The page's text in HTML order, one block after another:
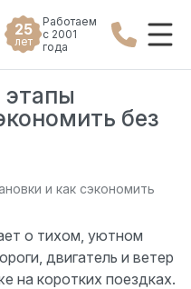
25
лет
Работаем
с 2001
года
этапы
без
и как сэкономить
о тихом, уютном
двигатель и ветер
на коротких поездках.